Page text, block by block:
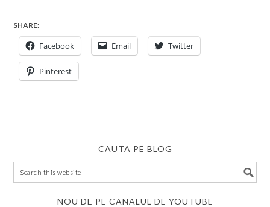
SHARE:
Facebook Email Twitter
Pinterest
CAUTA PE BLOG
NOU DE PE CANALUL DE YOUTUBE